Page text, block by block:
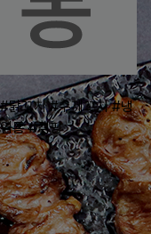
#닭꼬치 #수제꼬치 #냉
통 #캠핑